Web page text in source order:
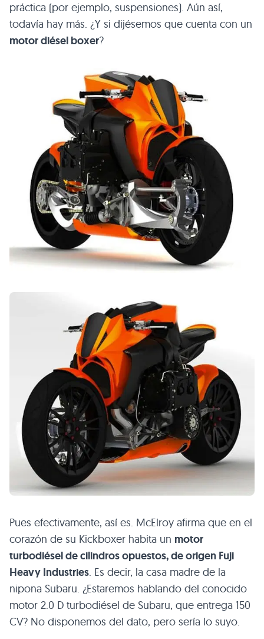
práctica (por ejemplo, suspensiones). Aún así,
todavía hay más. ¿Y si dijésemos que cuenta con un
motor diésel boxer?
Pues efectivamente, así es. McElroy afirma que en el
corazón de su Kickboxer habita un motor
turbodiésel de cilindros opuestos, de origen Fuji
Heavy Industries. Es decir, la casa madre de la
nipona Subaru. ¿Estaremos hablando del conocido
motor 2.0 D turbodiésel de Subaru, que entrega 150
CV? No disponemos del dato, pero sería lo suyo.